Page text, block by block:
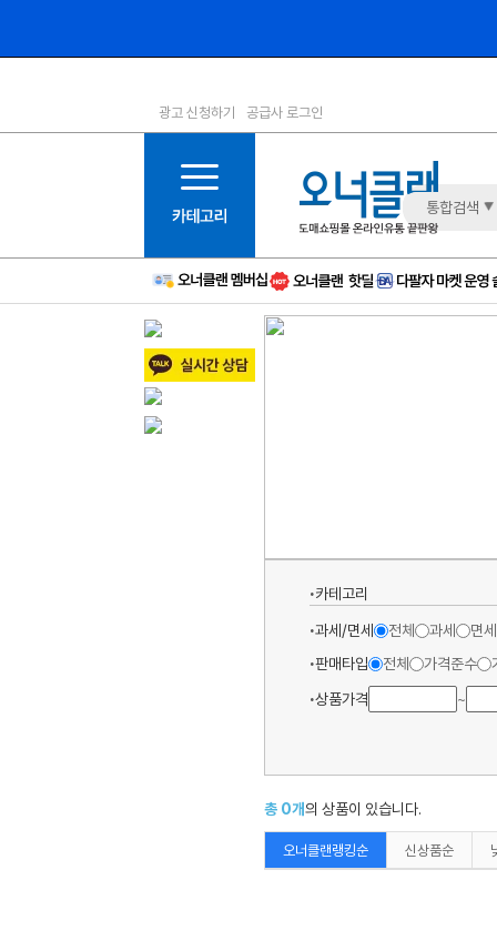
1등급
6등급
11등급
12등급
15등급
16등급
17등급
신규
주의
BAD
광고 신청하기 공급사 로그인
통합검색
카테고리
과세/면세
전체 과세
면세
판매타입
전체 가격준수
상품가격
~
총 0개의 상품이 있습니다.
오너클랜랭킹순 신상품순